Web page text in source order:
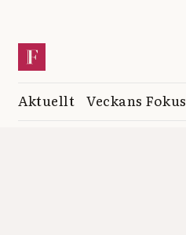
Aktuellt Veckans Fokus